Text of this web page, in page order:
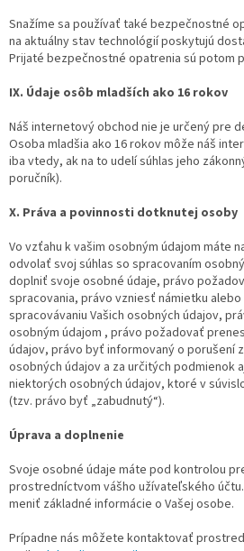
Snažíme sa používať také bezpečnostné
na aktuálny stav technológií poskytujú
Prijaté bezpečnostné opatrenia sú potom
IX. Údaje osôb mladších ako 16 rokov
Náš internetový obchod nie je určený pre
Osoba mladšia ako 16 rokov môže náš
iba vtedy, ak na to udelí súhlas jeho
poručník).
X. Práva a povinnosti dotknutej osoby
Vo vzťahu k vašim osobným údajom máte
odvolať svoj súhlas so spracovaním
doplniť svoje osobné údaje, právo
spracovania, právo vzniesť námietku
spracovávaniu Vašich osobných údajov,
osobným údajom , právo požadovať
údajov, právo byť informovaný o porušení
osobných údajov a za určitých podmienok
niektorých osobných údajov, ktoré v
(tzv. právo byť „zabudnutý“).
Úprava a doplnenie
Svoje osobné údaje máte pod kontrolou
prostredníctvom vášho užívateľského
meniť základné informácie o Vašej osobe.
Prípadne nás môžete kontaktovať